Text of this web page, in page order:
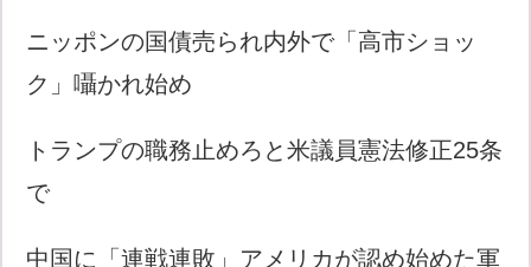
ニッポンの国債売られ内外で「高市ショッ
ク」囁かれ始め
トランプの職務止めろと米議員憲法修正25条
で
中国に「連戦連敗」アメリカが認め始めた軍